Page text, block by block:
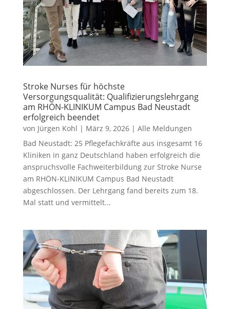
Stroke Nurses für höchste
Versorgungsqualität: Qualifizierungslehrgang
am RHÖN-KLINIKUM Campus Bad Neustadt
erfolgreich beendet
von Jürgen Kohl | März 9, 2026| Alle Meldungen
Bad Neustadt: 25 Pflegefachkräfte aus insgesamt 16
Kliniken in ganz Deutschland haben erfolgreich die
anspruchsvolle Fachweiterbildung zur Stroke Nurse
am RHÖN-KLINIKUM Campus Bad Neustadt
abgeschlossen. Der Lehrgang fand bereits zum 18.
Mal statt und vermittelt...